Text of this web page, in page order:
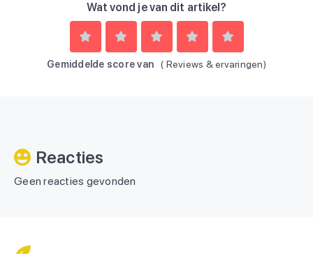
Wat vond je van dit artikel?
Gemiddelde score van ( Reviews & ervaringen)
Reacties
Geen reacties gevonden